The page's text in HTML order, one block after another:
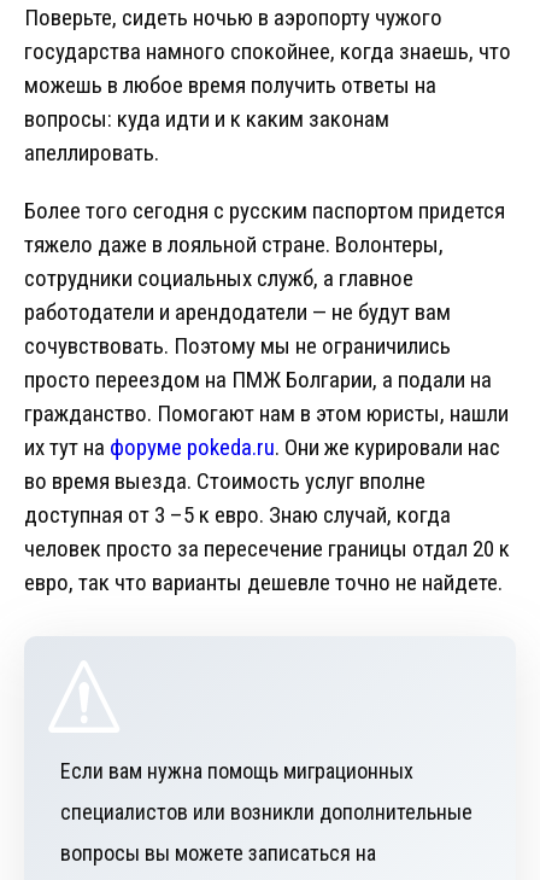
Поверьте, сидеть ночью в аэропорту чужого
государства намного спокойнее, когда знаешь, что
можешь в любое время получить ответы на
вопросы: куда идти и к каким законам
апеллировать.
Более того сегодня с русским паспортом придется
тяжело даже в лояльной стране. Волонтеры,
сотрудники социальных служб, а главное
работодатели и арендодатели — не будут вам
сочувствовать. Поэтому мы не ограничились
просто переездом на ПМЖ Болгарии, а подали на
гражданство. Помогают нам в этом юристы, нашли
их тут на форуме pokeda.ru. Они же курировали нас
во время выезда. Стоимость услуг вполне
доступная от 3 –5 к евро. Знаю случай, когда
человек просто за пересечение границы отдал 20 к
евро, так что варианты дешевле точно не найдете.
Если вам нужна помощь миграционных
специалистов или возникли дополнительные
вопросы вы можете записаться на